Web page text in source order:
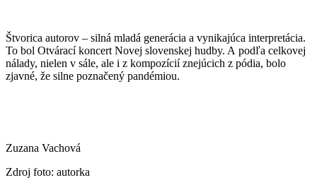
Štvorica autorov – silná mladá generácia a vynikajúca interpretácia.
To bol Otvárací koncert Novej slovenskej hudby. A podľa celkovej
nálady, nielen v sále, ale i z kompozícií znejúcich z pódia, bolo
zjavné, že silne poznačený pandémiou.
Zuzana Vachová
Zdroj foto: autorka